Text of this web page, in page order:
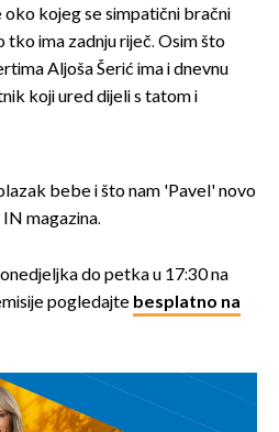
kojeg se simpatični bračni
ima zadnju riječ. Osim što
Aljoša Šerić ima i dnevnu
koji ured dijeli s tatom i
bebe i što nam 'Pavel' novo
magazina.
do petka u 17:30 na
pogledajte besplatno na